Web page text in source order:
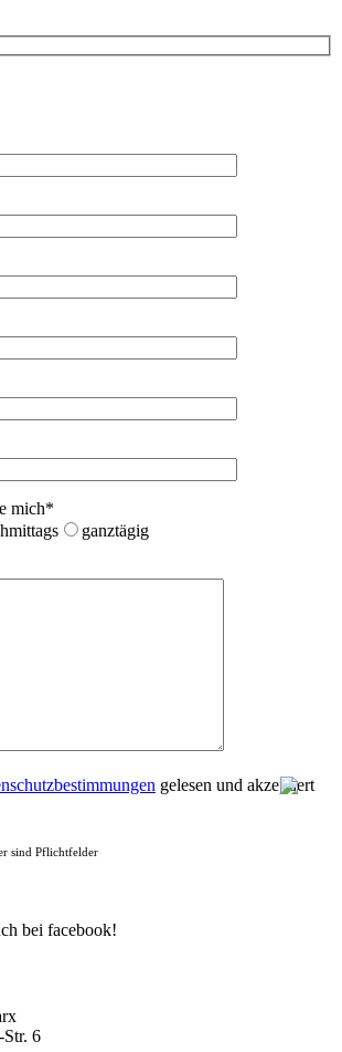
mich*
ganztägig
gelesen und akzeptiert
sind Pflichtfelder
bei facebook!
Str. 6